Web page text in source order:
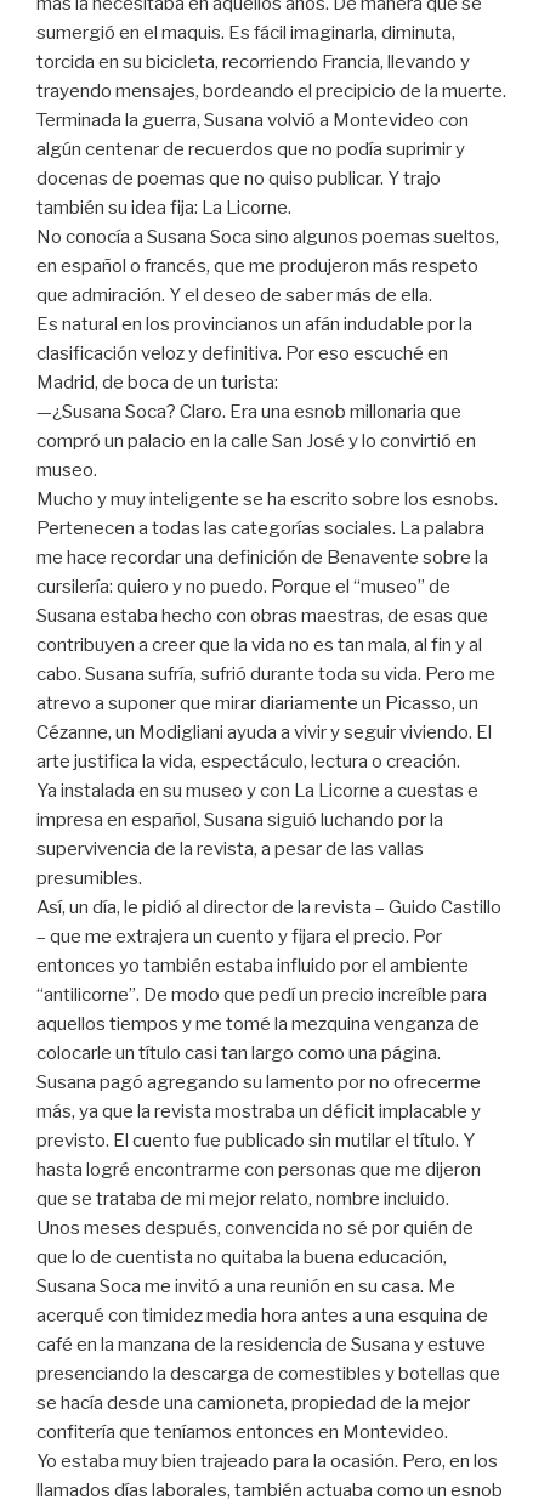
sumergió en el maquis. Es fácil imaginarla, diminuta,
torcida en su bicicleta, recorriendo Francia, llevando y
trayendo mensajes, bordeando el precipicio de la muerte.
Terminada la guerra, Susana volvió a Montevideo con
algún centenar de recuerdos que no podía suprimir y
docenas de poemas que no quiso publicar. Y trajo
también su idea fija: La Licorne.
No conocía a Susana Soca sino algunos poemas sueltos,
en español o francés, que me produjeron más respeto
que admiración. Y el deseo de saber más de ella.
Es natural en los provincianos un afán indudable por la
clasificación veloz y definitiva. Por eso escuché en
Madrid, de boca de un turista:
—¿Susana Soca? Claro. Era una esnob millonaria que
compró un palacio en la calle San José y lo convirtió en
museo.
Mucho y muy inteligente se ha escrito sobre los esnobs.
Pertenecen a todas las categorías sociales. La palabra
me hace recordar una definición de Benavente sobre la
cursilería: quiero y no puedo. Porque el “museo” de
Susana estaba hecho con obras maestras, de esas que
contribuyen a creer que la vida no es tan mala, al fin y al
cabo. Susana sufría, sufrió durante toda su vida. Pero me
atrevo a suponer que mirar diariamente un Picasso, un
Cézanne, un Modigliani ayuda a vivir y seguir viviendo. El
arte justifica la vida, espectáculo, lectura o creación.
Ya instalada en su museo y con La Licorne a cuestas e
impresa en español, Susana siguió luchando por la
supervivencia de la revista, a pesar de las vallas
presumibles.
Así, un día, le pidió al director de la revista – Guido Castillo
– que me extrajera un cuento y fijara el precio. Por
entonces yo también estaba influido por el ambiente
“antilicorne”. De modo que pedí un precio increíble para
aquellos tiempos y me tomé la mezquina venganza de
colocarle un título casi tan largo como una página.
Susana pagó agregando su lamento por no ofrecerme
más, ya que la revista mostraba un déficit implacable y
previsto. El cuento fue publicado sin mutilar el título. Y
hasta logré encontrarme con personas que me dijeron
que se trataba de mi mejor relato, nombre incluido.
Unos meses después, convencida no sé por quién de
que lo de cuentista no quitaba la buena educación,
Susana Soca me invitó a una reunión en su casa. Me
acerqué con timidez media hora antes a una esquina de
café en la manzana de la residencia de Susana y estuve
presenciando la descarga de comestibles y botellas que
se hacía desde una camioneta, propiedad de la mejor
confitería que teníamos entonces en Montevideo.
Yo estaba muy bien trajeado para la ocasión. Pero, en los
llamados días laborales, también actuaba como un esnob